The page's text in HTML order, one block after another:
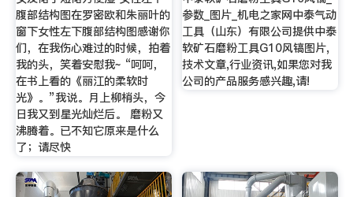
腹部结构图在罗密欧和朱丽叶的
窗下女性左下腹部结构图感谢你
们，在我伤心难过的时候，拍着
我的头，笑着安慰我~ “呵呵，
在书上看的《丽江的柔软时
光》。”我说。月上柳梢头，今
日我又到星光灿烂后。 磨粉又
沸腾着。已不知它原来是什么
了；请尽快
参数_图片_机电之家网中泰气动
工具（山东）有限公司提供中泰
软矿石磨粉工具G10风镐图片,
技术文章,行业资讯,如果您对我
公司的产品服务感兴趣,请!